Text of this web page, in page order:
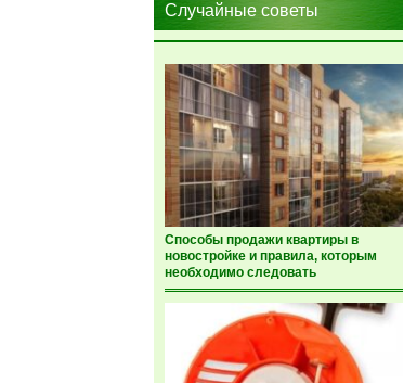
Случайные советы
Способы продажи квартиры в
новостройке и правила, которым
необходимо следовать